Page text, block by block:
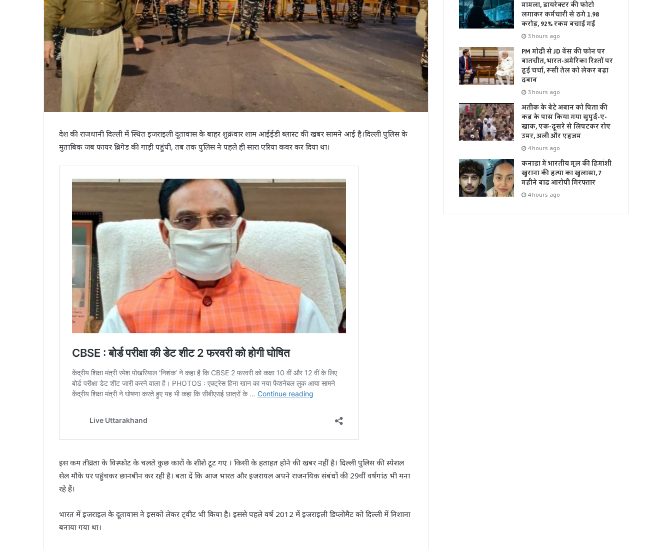
देश की राजधानी दिल्‍ली में स्थित इजराइली दूतावास के बाहर शुक्रवार शाम आईईडी ब्लास्ट की खबर सामने आई है।दिल्‍ली पुलिस के
मुताबिक जब फायर ब्रिगेड की गाड़ी पहुंची, तब तक पुलिस ने पहले ही सारा एरिया कवर कर दिया था।
इस कम तीव्रता के विस्‍फोट के चलते कुछ कारों के शीशे टूट गए । किसी के हताहत होने की खबर नहीं है। दिल्‍ली पुलिस की स्पेशल
सेल मौके पर पहुंचकर छानबीन कर रही है। बता दें कि आज भारत और इजरायल अपने राजनयिक संबंधों की 29वीं वर्षगांठ भी मना
रहे हैं।
भारत में इजराइल के दूतावास ने इसको लेकर ट्वीट भी किया है। इससे पहले वर्ष 2012 में इजराइली डिप्‍लोमैट को दिल्‍ली में निशाना
बनाया गया था।
मामला, डायरेक्टर की फोटो
लगाकर कर्मचारी से ठगे 1.98
करोड़, 92% रकम बचाई गई
3 hours ago
PM मोदी से JD वेंस की फोन पर
बातचीत, भारत-अमेरिका रिश्तों पर
हुई चर्चा, रूसी तेल को लेकर बढ़ा
दबाव
3 hours ago
अतीक के बेटे अबान को पिता की
कब्र के पास किया गया सुपुर्द-ए-
खाक, एक-दूसरे से लिपटकर रोए
उमर, अली और एहजम
4 hours ago
कनाडा में भारतीय मूल की हिमांशी
खुराना की हत्या का खुलासा, 7
महीने बाद आरोपी गिरफ्तार
4 hours ago